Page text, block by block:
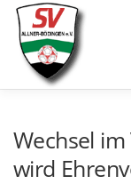
Zum
Inhalt
springen
Wechsel
wird